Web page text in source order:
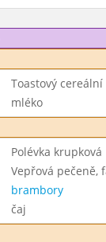
Toastový
mléko
Polévka krupková
Vepřová pečeně,
brambory
čaj